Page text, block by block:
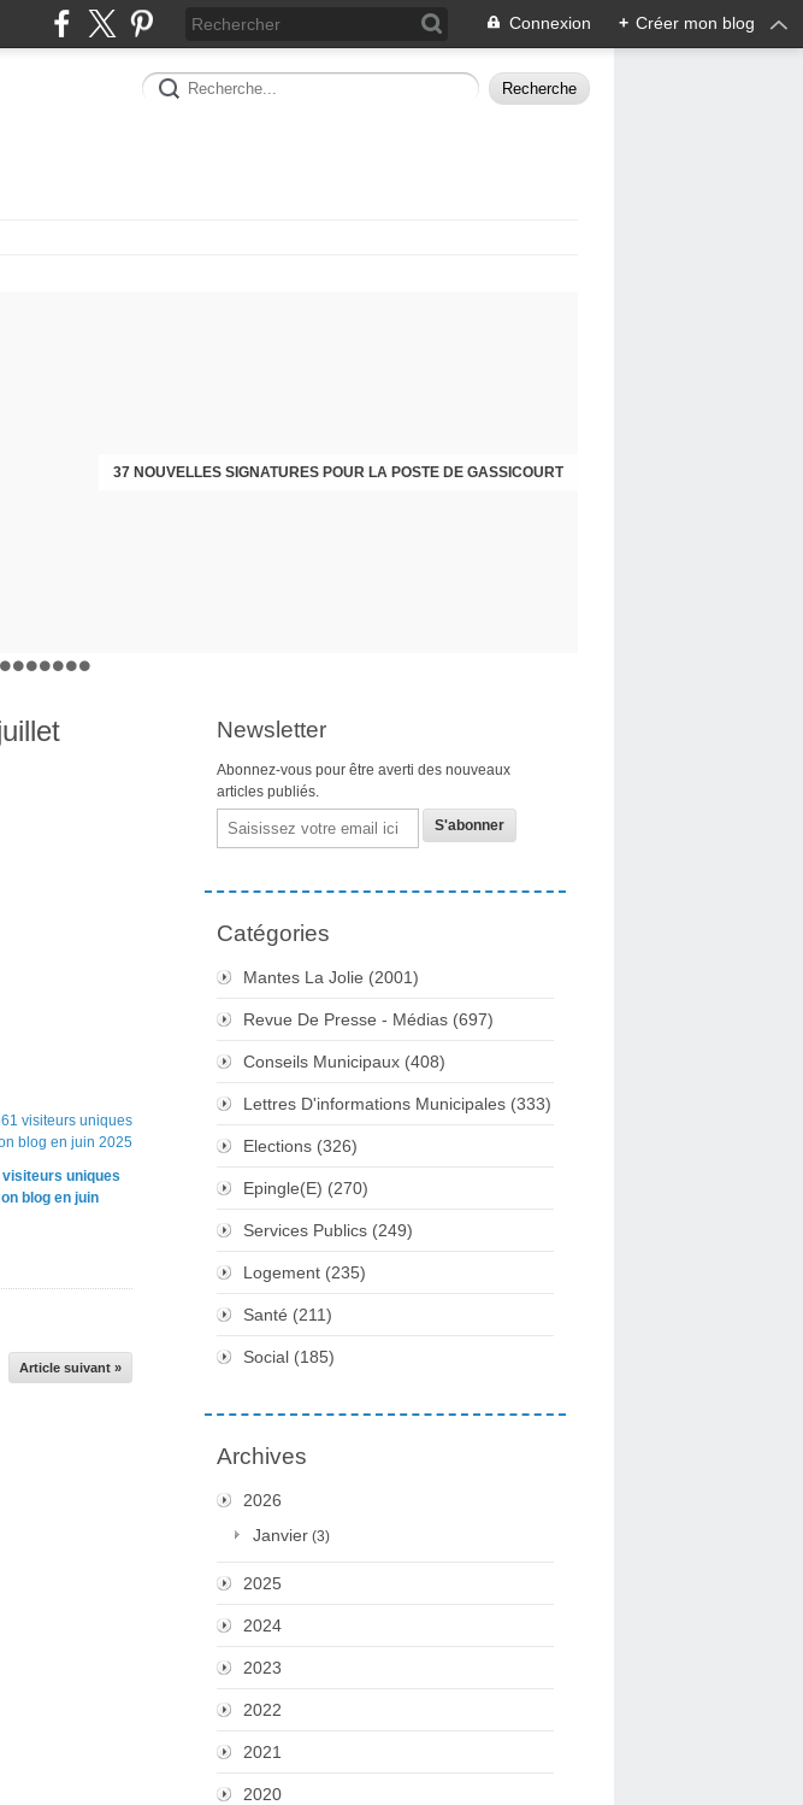
Connexion + Créer mon blog
37 NOUVELLES SIGNATURES POUR LA POSTE DE GASSICOURT
DIMANCHE 25 JANVIER, JE VOUS INVITE
visiteurs uniques
blog en juin
Article suivant »
Newsletter
Abonnez-vous pour être averti des nouveaux
articles publiés.
Email
Catégories
Mantes La Jolie (2001)
Revue De Presse - Médias (697)
Conseils Municipaux (408)
Lettres D'informations Municipales (333)
Elections (326)
Epingle(e) (270)
Services Publics (249)
Logement (235)
Santé (211)
Social (185)
Archives
2026
Janvier (3)
2025
2024
2023
2022
2021
2020